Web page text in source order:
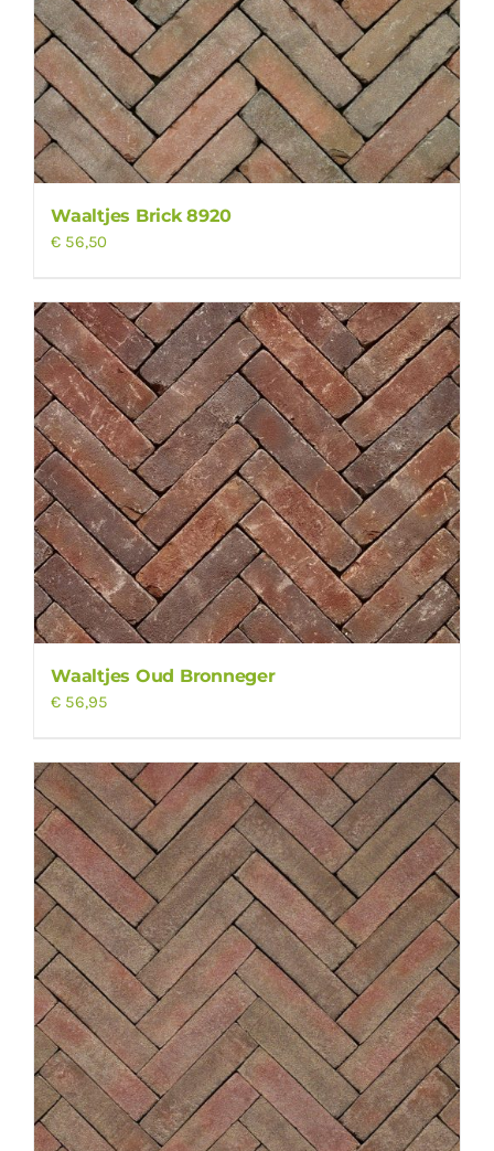
Waaltjes Brick 8920
€ 56,50
Waaltjes Oud Bronneger
€ 56,95